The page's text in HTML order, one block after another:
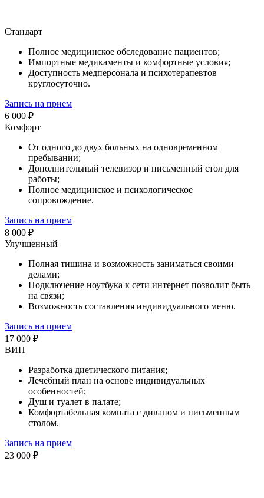
Стандарт
Полное медицинское обследование пациентов;
Импортные медикаменты и комфортные условия;
Доступность медперсонала и психотерапевтов
круглосуточно.
Запись на прием
6 000 ₽
Комфорт
От одного до двух больных на одновременном
пребывании;
Дополнительный телевизор и письменный стол для
работы;
Полное медицинское и психологическое
сопровождение.
Запись на прием
8 000 ₽
Улучшенный
Полная тишина и возможность заниматься своими
делами;
Подключение ноутбука к сети интернет позволит быть
на связи;
Возможность составления индивидуального меню.
Запись на прием
17 000 ₽
ВИП
Разработка диетического питания;
Лечебный план на основе индивидуальных
особенностей;
Душ и туалет в палате;
Комфортабельная комната с диваном и письменным
столом.
Запись на прием
23 000 ₽